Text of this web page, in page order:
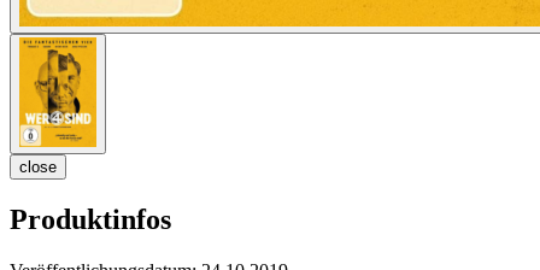
close
Produktinfos